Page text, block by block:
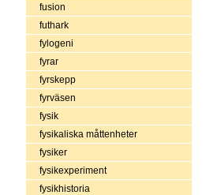
fusion
futhark
fylogeni
fyrar
fyrskepp
fyrväsen
fysik
fysikaliska måttenheter
fysiker
fysikexperiment
fysikhistoria